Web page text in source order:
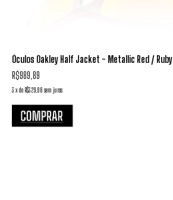
Óculos Oakley Half Jacket - Metallic Red / Ruby
R$989,89
3 xde R$329,96 sem juros